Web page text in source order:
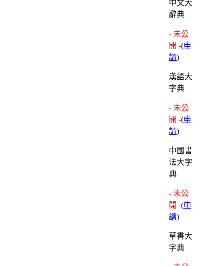
中文大
辭典
- 未公
開 -(申
請)
漢語大
字典
- 未公
開 -(申
請)
中國書
法大字
典
- 未公
開 -(申
請)
草書大
字典